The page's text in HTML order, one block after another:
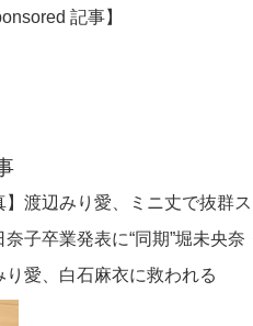
記事】
】渡辺みり愛、ミニ丈で抜群
奈子卒業発表に“同期”堀未央
り愛、白石麻衣に救われる